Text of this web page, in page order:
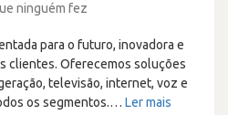
ninguém fez
para o futuro, inovadora e
clientes. Oferecemos soluções
televisão, internet, voz e
os segmentos.… Ler mais